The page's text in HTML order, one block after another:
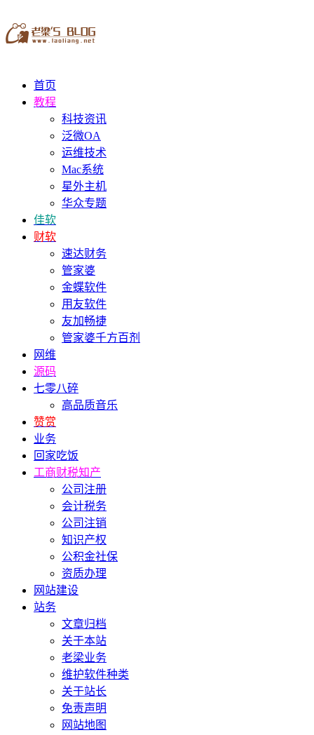
首页
教程
科技资讯
泛微OA
运维技术
Mac系统
星外主机
华众专题
佳软
财软
速达财务
管家婆
金蝶软件
用友软件
友加畅捷
管家婆千方百剂
网维
源码
七零八碎
高品质音乐
赞赏
业务
回家吃饭
工商财税知产
公司注册
会计税务
公司注销
知识产权
公积金社保
资质办理
网站建设
站务
文章归档
关于本站
老梁业务
维护软件种类
关于站长
免责声明
网站地图